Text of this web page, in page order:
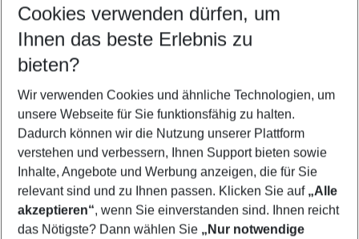
Customize your offer
Find the perfect deal which suits your best
Your departure airport
Any airport
Select your date range
10/08/26–08/08/27 5-8 nights
Who will travel
2 adults No children
Show more filter
Cookies verwenden dürfen, um
Ihnen das beste Erlebnis zu
bieten?
Wir verwenden Cookies und ähnliche Technologien, um
unsere Webseite für Sie funktionsfähig zu halten.
Dadurch können wir die Nutzung unserer Plattform
verstehen und verbessern, Ihnen Support bieten sowie
Inhalte, Angebote und Werbung anzeigen, die für Sie
relevant sind und zu Ihnen passen. Klicken Sie auf „Alle
akzeptieren“, wenn Sie einverstanden sind. Ihnen reicht
das Nötigste? Dann wählen Sie „Nur notwendige